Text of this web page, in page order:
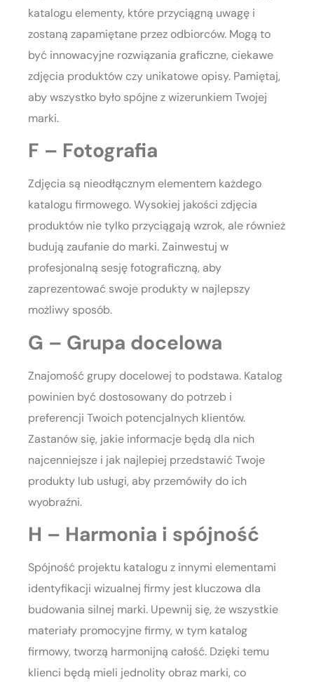
katalogu elementy, które przyciągną uwagę i
zostaną zapamiętane przez odbiorców. Mogą to
być innowacyjne rozwiązania graficzne, ciekawe
zdjęcia produktów czy unikatowe opisy. Pamiętaj,
aby wszystko było spójne z wizerunkiem Twojej
marki.
F – Fotografia
Zdjęcia są nieodłącznym elementem każdego
katalogu firmowego. Wysokiej jakości zdjęcia
produktów nie tylko przyciągają wzrok, ale również
budują zaufanie do marki. Zainwestuj w
profesjonalną sesję fotograficzną, aby
zaprezentować swoje produkty w najlepszy
możliwy sposób.
G – Grupa docelowa
Znajomość grupy docelowej to podstawa. Katalog
powinien być dostosowany do potrzeb i
preferencji Twoich potencjalnych klientów.
Zastanów się, jakie informacje będą dla nich
najcenniejsze i jak najlepiej przedstawić Twoje
produkty lub usługi, aby przemówiły do ich
wyobraźni.
H – Harmonia i spójność
Spójność projektu katalogu z innymi elementami
identyfikacji wizualnej firmy jest kluczowa dla
budowania silnej marki. Upewnij się, że wszystkie
materiały promocyjne firmy, w tym katalog
firmowy, tworzą harmonijną całość. Dzięki temu
klienci będą mieli jednolity obraz marki, co